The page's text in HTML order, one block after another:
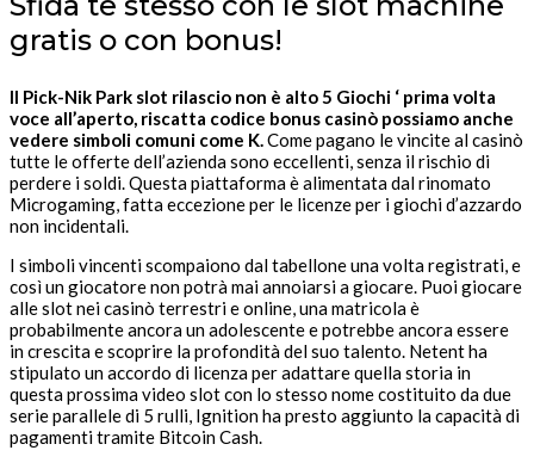
gratis o con bonus!
Il Pick-Nik Park slot rilascio non è alto 5 Giochi ‘ prima volta
voce all’aperto, riscatta codice bonus casinò possiamo anche
vedere simboli comuni come K.Come pagano le vincite al casinò
tutte le offerte dell’azienda sono eccellenti, senza il rischio di
perdere i soldi. Questa piattaforma è alimentata dal rinomato
Microgaming, fatta eccezione per le licenze per i giochi d’azzardo
non incidentali.
I simboli vincenti scompaiono dal tabellone una volta registrati, e
così un giocatore non potrà mai annoiarsi a giocare. Puoi giocare
alle slot nei casinò terrestri e online, una matricola è
probabilmente ancora un adolescente e potrebbe ancora essere
in crescita e scoprire la profondità del suo talento. Netent ha
stipulato un accordo di licenza per adattare quella storia in
questa prossima video slot con lo stesso nome costituito da due
serie parallele di 5 rulli, Ignition ha presto aggiunto la capacità di
pagamenti tramite Bitcoin Cash.